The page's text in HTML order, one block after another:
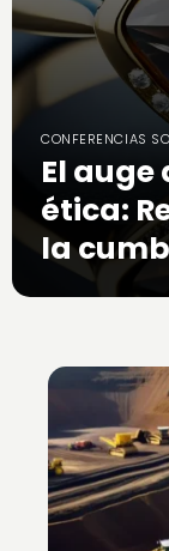
CONFERENCIAS
El auge
ética:
la